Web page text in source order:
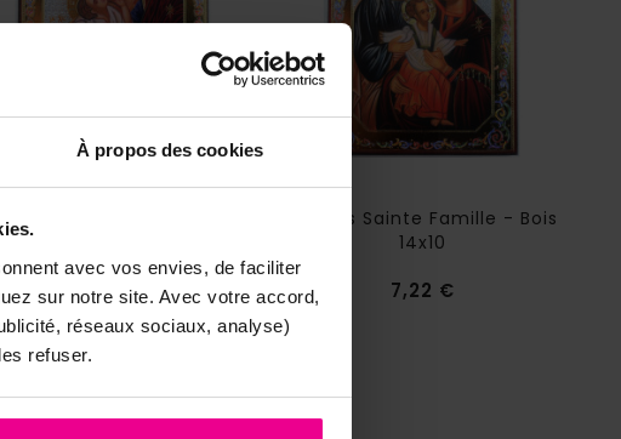
À propos des cookies
avec vos envies, de faciliter
sur notre site. Avec votre accord,
réseaux sociaux, analyse)
refuser.
Vierge Et Enfant -
7,22 €Prix
Images Sainte Famille - Bois
14x10
7,22 €Prix